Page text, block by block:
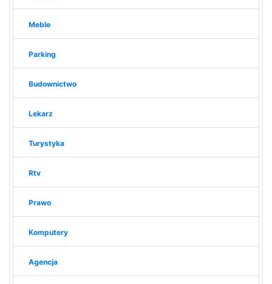
Meble
Parking
Budownictwo
Lekarz
Turystyka
Rtv
Prawo
Komputery
Agencja